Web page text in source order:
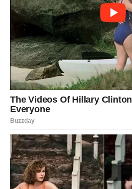
Strelac
Strelčevi tokom juna ulaze u
Imaćete osećaj da vam
koja su dugo bila zatvorena.
Ljubav donosi neočekivane
osoba sa kojom dugo niste imali
vaš život. Taj susret pokrenuće
Mnogi Strelčevi će tokom ovog